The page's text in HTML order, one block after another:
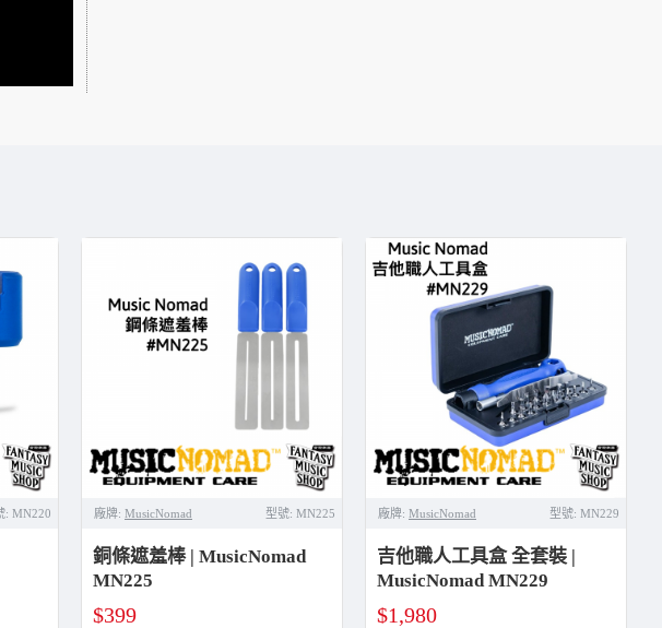
: MN220 廠牌: MusicNomad 型號: MN225
銅條遮羞棒 | MusicNomad
MN225
$399
廠牌: MusicNomad 型號: MN229
吉他職人工具盒 全套裝 |
MusicNomad MN229
$1,980